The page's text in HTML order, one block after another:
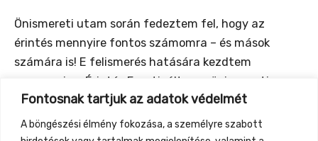
Fontosnak tartjuk az adatok védelmét
A böngészési élmény fokozása, a személyre szabott
Önismereti utam során fedeztem fel, hogy az
érintés mennyire fontos számomra – és mások
számára is! E felismerés hatására kezdtem
szervezni az Érintés Fesztivált: egy önismereti
fesztivált, ami az érintés témája köré épül, és amit
idén már a 3. alkalommal rendeztünk meg.